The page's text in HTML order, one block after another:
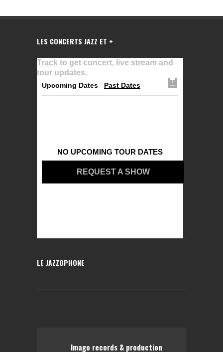
LES CONCERTS JAZZ ET +
Track to get concert, live stream and
tour updates.
Upcoming Dates Past Dates
NO UPCOMING TOUR DATES
REQUEST A SHOW
LE JAZZOPHONE
Imago records & production